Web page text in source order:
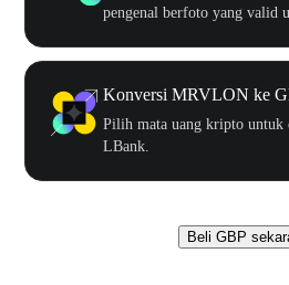
pengenal berfoto yang valid
Konversi MRVLON ke
Pilih mata uang kripto untuk
LBank.
Beli GBP